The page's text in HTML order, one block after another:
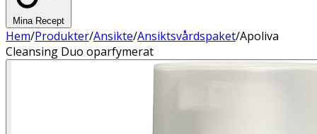
Mina Recept
Hem/Produkter/Ansikte/Ansiktsvårdspaket/Apoliva
Cleansing Duo oparfymerat